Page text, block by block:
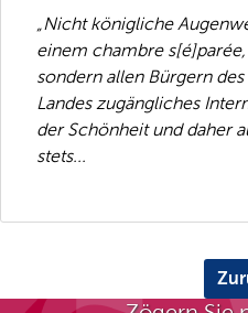
„Nicht königliche
einem chambre s[é]parée,
sondern allen Bürgern des
Landes zugängliches
der Schönheit und daher
stets...